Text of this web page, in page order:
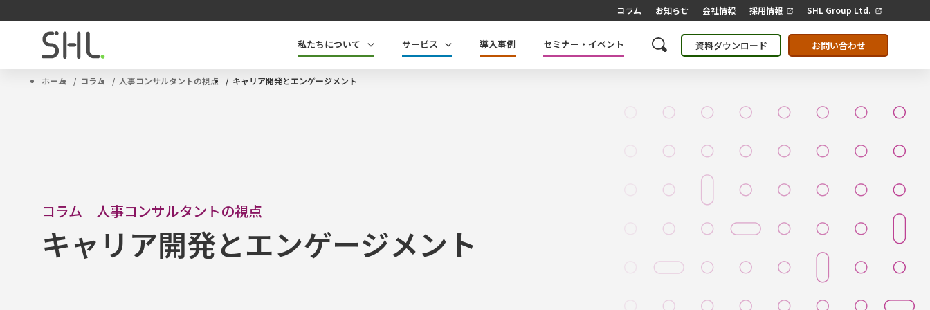
コラム お知らせ 会社情報 採用情報 SHL Group Ltd.
私たちについて サービス 導入事例 セミナー・イベント 資料ダウンロード お問い合わせ
ホーム コラム 人事コンサルタントの視点 キャリア開発とエンゲージメント
コラム 人事コンサルタントの視点
キャリア開発とエンゲージメント